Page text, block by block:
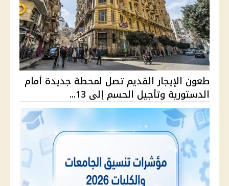
طعون الإيجار القديم تصل لمحطة جديدة أمام
الدستورية وتأجيل الحسم إلى 13...